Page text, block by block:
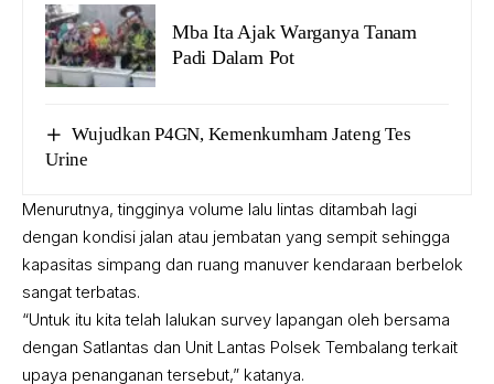
Mba Ita Ajak Warganya Tanam
Padi Dalam Pot
Wujudkan P4GN, Kemenkumham Jateng Tes
Urine
Menurutnya, tingginya volume lalu lintas ditambah lagi
dengan kondisi jalan atau jembatan yang sempit sehingga
kapasitas simpang dan ruang manuver kendaraan berbelok
sangat terbatas.
“Untuk itu kita telah lalukan survey lapangan oleh bersama
dengan Satlantas dan Unit Lantas Polsek Tembalang terkait
upaya penanganan tersebut,” katanya.